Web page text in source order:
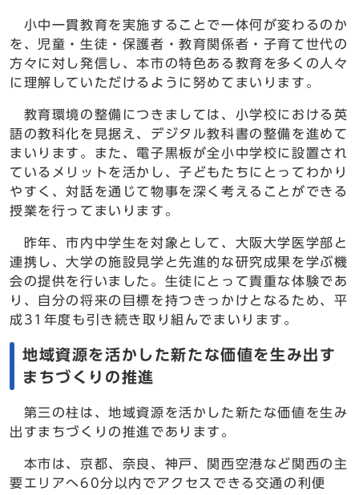
小中一貫教育を実施することで一体何が変わるのか
を、児童・生徒・保護者・教育関係者・子育て世代の
方々に対し発信し、本市の特色ある教育を多くの人々
に理解していただけるように努めてまいります。
教育環境の整備につきましては、小学校における英
語の教科化を見据え、デジタル教科書の整備を進めて
まいります。また、電子黒板が全小中学校に設置され
ているメリットを活かし、子どもたちにとってわかり
やすく、対話を通じて物事を深く考えることができる
授業を行ってまいります。
昨年、市内中学生を対象として、大阪大学医学部と
連携し、大学の施設見学と先進的な研究成果を学ぶ機
会の提供を行いました。生徒にとって貴重な体験であ
り、自分の将来の目標を持つきっかけとなるため、平
成31年度も引き続き取り組んでまいります。
地域資源を活かした新たな価値を生み出す
まちづくりの推進
第三の柱は、地域資源を活かした新たな価値を生み
出すまちづくりの推進であります。
本市は、京都、奈良、神戸、関西空港など関西の主
要エリアへ60分以内でアクセスできる交通の利便